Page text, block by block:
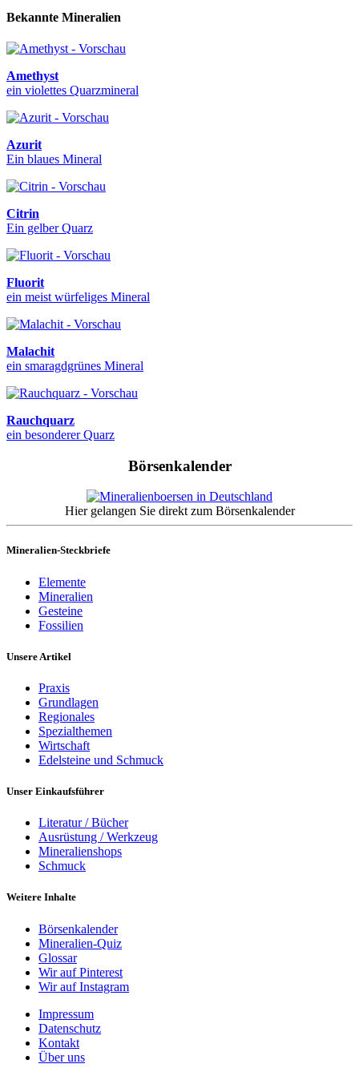
Bekannte Mineralien
Amethyst
ein violettes Quarzmineral
Azurit
Ein blaues Mineral
Citrin
Ein gelber Quarz
Fluorit
ein meist würfeliges Mineral
Malachit
ein smaragdgrünes Mineral
Rauchquarz
ein besonderer Quarz
Börsenkalender
Hier gelangen Sie direkt zum Börsenkalender
Mineralien-Steckbriefe
Elemente
Mineralien
Gesteine
Fossilien
Unsere Artikel
Praxis
Grundlagen
Regionales
Spezialthemen
Wirtschaft
Edelsteine und Schmuck
Unser Einkaufsführer
Literatur / Bücher
Ausrüstung / Werkzeug
Mineralienshops
Schmuck
Weitere Inhalte
Börsenkalender
Mineralien-Quiz
Glossar
Wir auf Pinterest
Wir auf Instagram
Impressum
Datenschutz
Kontakt
Über uns